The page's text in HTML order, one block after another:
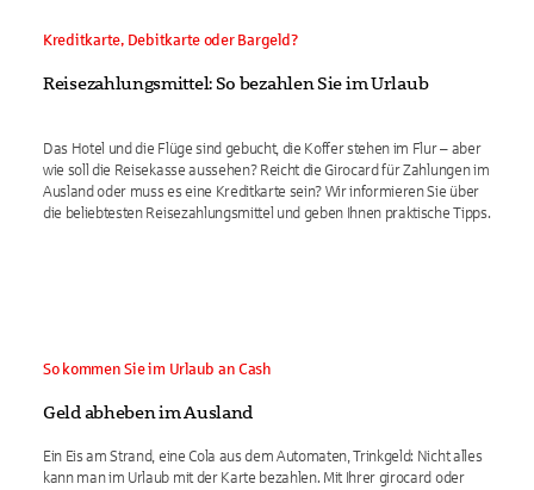
Kreditkarte, Debitkarte oder Bargeld?
Reisezahlungsmittel: So bezahlen Sie im Urlaub
Das Hotel und die Flüge sind gebucht, die Koffer stehen im Flur – aber
wie soll die Reisekasse aussehen? Reicht die Girocard für Zahlungen im
Ausland oder muss es eine Kreditkarte sein? Wir informieren Sie über
die beliebtesten Reisezahlungsmittel und geben Ihnen praktische Tipps.
So kommen Sie im Urlaub an Cash
Geld abheben im Ausland
Ein Eis am Strand, eine Cola aus dem Automaten, Trinkgeld: Nicht alles
kann man im Urlaub mit der Karte bezahlen. Mit Ihrer girocard oder